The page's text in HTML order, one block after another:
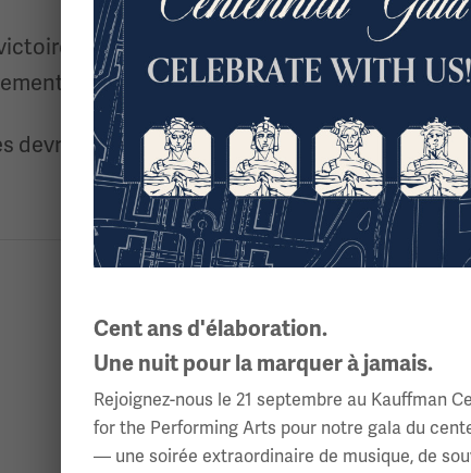
uniquement par le biais de
(ROE) dans le succès d’une mission et
devraient-elles se concentrer sur la victoire
Cent ans d'élaboration.
Une nuit pour la marquer à jamais.
Rejoignez-nous le 21 septembre au Kauffman
for the Performing Arts pour notre gala du
— une soirée extraordinaire de musique, de